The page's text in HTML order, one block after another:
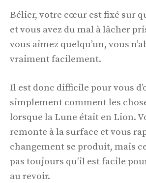
Bélier, votre cœur est fixé sur
et vous avez du mal à lâcher
vous aimez quelqu’un, vous
vraiment facilement.
Il est donc difficile pour vous
simplement comment les
lorsque la Lune était en Lion.
remonte à la surface et vous
changement se produit, mais
pas toujours qu’il est facile
au revoir.